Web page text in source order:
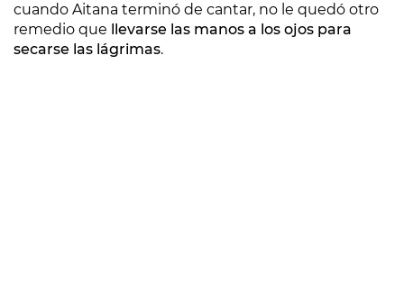
cuando Aitana terminó de cantar, no le quedó otro
remedio que llevarse las manos a los ojos para
secarse las lágrimas.